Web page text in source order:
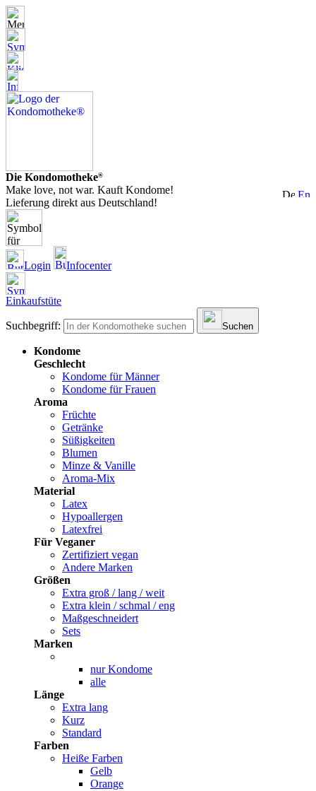
Die Kondomotheke®
Make love, not war. Kauft Kondome!
Lieferung direkt aus Deutschland!
Login Infocenter
Einkaufstüte
Suchbegriff: Suchen
Kondome
Geschlecht
Kondome für Männer
Kondome für Frauen
Aroma
Früchte
Getränke
Süßigkeiten
Blumen
Minze & Vanille
Aroma-Mix
Material
Latex
Hypoallergen
Latexfrei
Für Veganer
Zertifiziert vegan
Andere Marken
Größen
Extra groß / lang / weit
Extra klein / schmal / eng
Maßgeschneidert
Sets
Marken
nur Kondome
alle
Länge
Extra lang
Kurz
Standard
Farben
Heiße Farben
Gelb
Orange